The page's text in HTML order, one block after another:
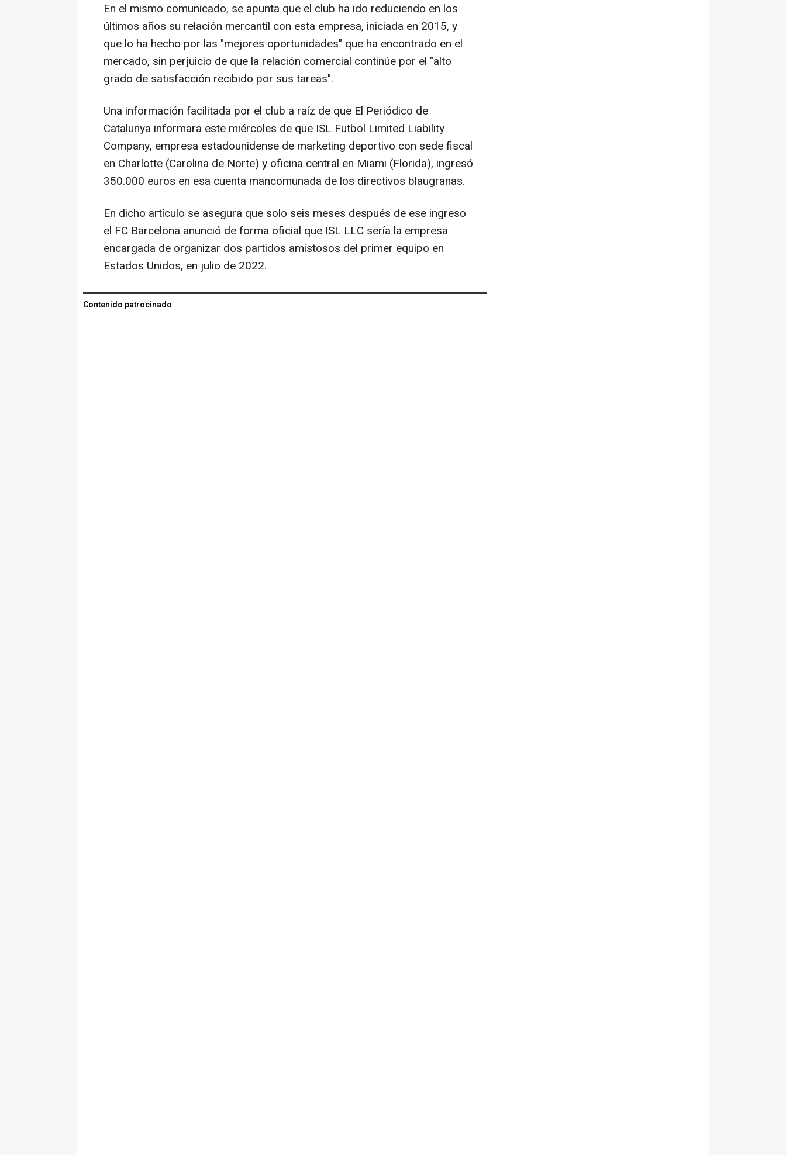
En el mismo comunicado, se apunta que el club ha ido reduciendo en los
últimos años su relación mercantil con esta empresa, iniciada en 2015, y
que lo ha hecho por las "mejores oportunidades" que ha encontrado en el
mercado, sin perjuicio de que la relación comercial continúe por el "alto
grado de satisfacción recibido por sus tareas".
Una información facilitada por el club a raíz de que El Periódico de
Catalunya informara este miércoles de que ISL Futbol Limited Liability
Company, empresa estadounidense de marketing deportivo con sede fiscal
en Charlotte (Carolina de Norte) y oficina central en Miami (Florida), ingresó
350.000 euros en esa cuenta mancomunada de los directivos blaugranas.
En dicho artículo se asegura que solo seis meses después de ese ingreso
el FC Barcelona anunció de forma oficial que ISL LLC sería la empresa
encargada de organizar dos partidos amistosos del primer equipo en
Estados Unidos, en julio de 2022.
Contenido patrocinado